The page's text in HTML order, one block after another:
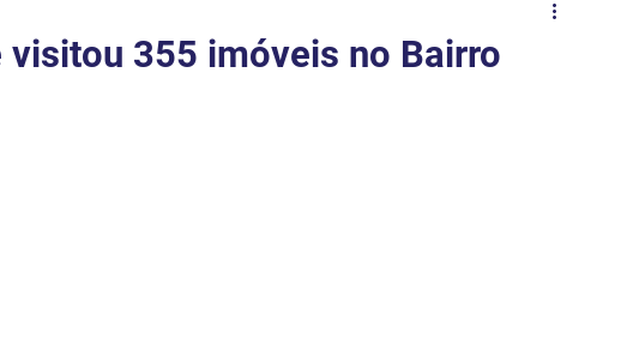
visitou 355 imóveis no Bairro